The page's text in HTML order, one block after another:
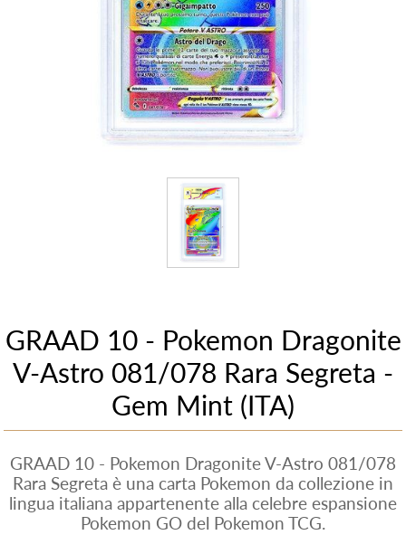
GRAAD 10 - Pokemon Dragonite
V-Astro 081/078 Rara Segreta -
Gem Mint (ITA)
GRAAD 10 - Pokemon Dragonite V-Astro 081/078
Rara Segreta è una carta Pokemon da collezione in
lingua italiana appartenente alla celebre espansione
Pokemon GO del Pokemon TCG.